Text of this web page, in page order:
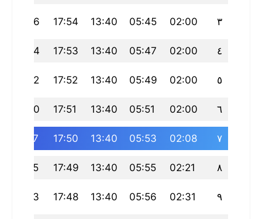
٣ 02:00
05:45
13:40
17:54
21:36
٤ 02:00
05:47
13:40
17:53
21:34
٥ 02:00
05:49
13:40
17:52
21:32
٦ 02:00
05:51
13:40
17:51
21:30
٧ 02:08
05:53
13:40
17:50
21:27
٨ 02:21
05:55
13:40
17:49
21:25
٩ 02:31
05:56
13:40
17:48
21:23